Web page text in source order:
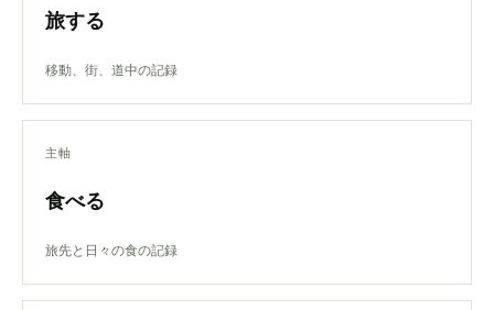
旅する
移動、街、道中の記録
主軸
食べる
旅先と日々の食の記録